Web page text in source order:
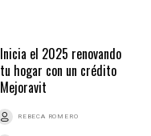
Inicia el 2025 renovando
tu hogar con un crédito
Mejoravit
REBECA ROMERO